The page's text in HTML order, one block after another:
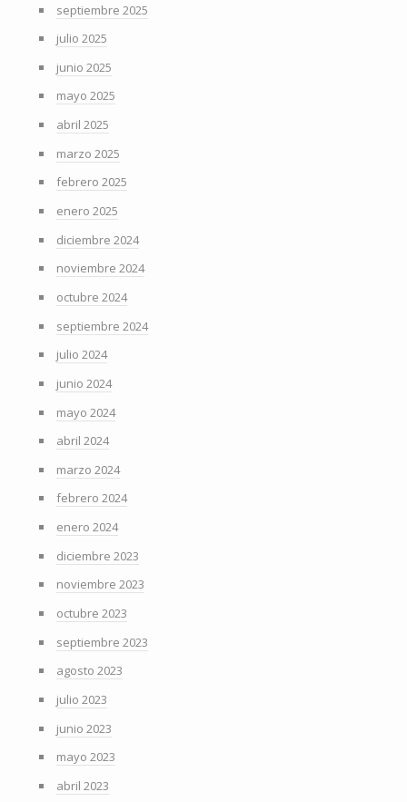
septiembre 2025
julio 2025
junio 2025
mayo 2025
abril 2025
marzo 2025
febrero 2025
enero 2025
diciembre 2024
noviembre 2024
octubre 2024
septiembre 2024
julio 2024
junio 2024
mayo 2024
abril 2024
marzo 2024
febrero 2024
enero 2024
diciembre 2023
noviembre 2023
octubre 2023
septiembre 2023
agosto 2023
julio 2023
junio 2023
mayo 2023
abril 2023